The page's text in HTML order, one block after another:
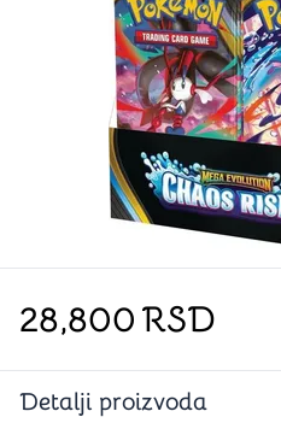
28,800RSD
Detalji proizvoda